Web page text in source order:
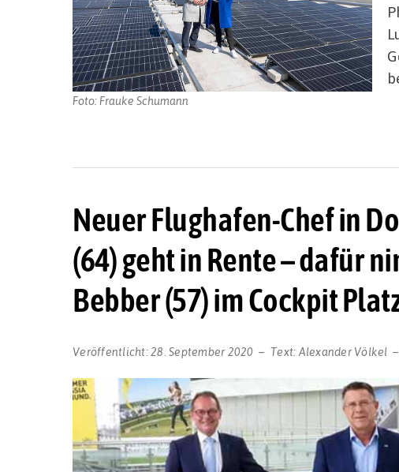
Foto: Frauke Schumann
Neuer Flughafen-Chef in
(64) geht in Rente – dafür
Bebber (57) im Cockpit
Veröffentlicht:28. September 2020 Text: Alexander Völkel